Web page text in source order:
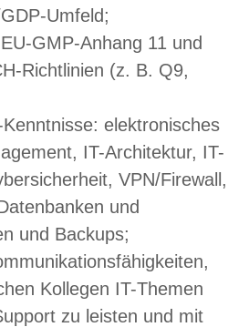
Umfeld;
GMP-Anhang 11 und
Richtlinien (z. B. Q9,
Kenntnisse: elektronisches
IT-Architektur, IT-
VPN/Firewall,
und
und Backups;
Kollegen IT-Themen
zu leisten und mit